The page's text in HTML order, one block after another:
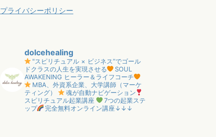
プライバシーポリシー
dolcehealing
"スピリチュアル × ビジネス”でゴール
ドクラスの人生を実現させる
SOUL
AWAKENING ヒーラー＆ライフコーチ
MBA、外資系企業、大学講師（マーケ
ティング）
魂が自動ナビゲーション
スピリチュアル起業講座
7つの起業ステ
ップ
完全無料オンライン講座↓↓↓